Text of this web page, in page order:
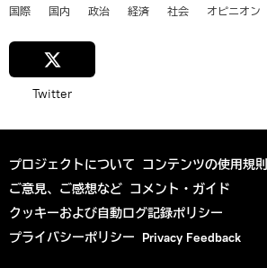
国際 国内 政治 経済 社会 オピニオン
Twitter
プロジェクトについて コンテンツの使用規則
ご意見、ご感想など コメント・ガイド
クッキーおよび自動ログ記録ポリシー
プライバシーポリシー Privacy Feedback